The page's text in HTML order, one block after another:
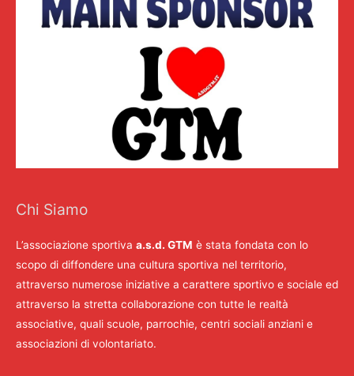
Chi Siamo
L’associazione sportiva a.s.d. GTM è stata fondata con lo
scopo di diffondere una cultura sportiva nel territorio,
attraverso numerose iniziative a carattere sportivo e sociale ed
attraverso la stretta collaborazione con tutte le realtà
associative, quali scuole, parrochie, centri sociali anziani e
associazioni di volontariato.